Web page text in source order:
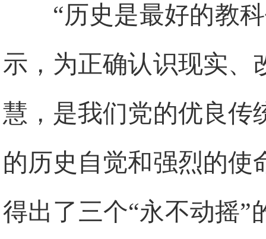
“历史是最好的教
示，为正确认识现实、
慧，是我们党的优良传
的历史自觉和强烈的使
得出了三个“永不动摇”